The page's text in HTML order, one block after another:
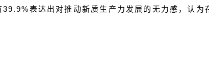
表达出对推动新质生产力发展的无力感，认